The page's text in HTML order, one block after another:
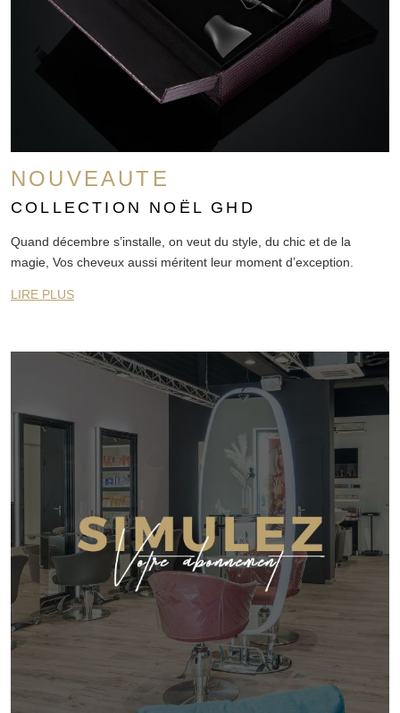
NOUVEAUTE
COLLECTION NOËL GHD
Quand décembre s’installe, on veut du style, du chic et de la
magie, Vos cheveux aussi méritent leur moment d’exception.
LIRE PLUS